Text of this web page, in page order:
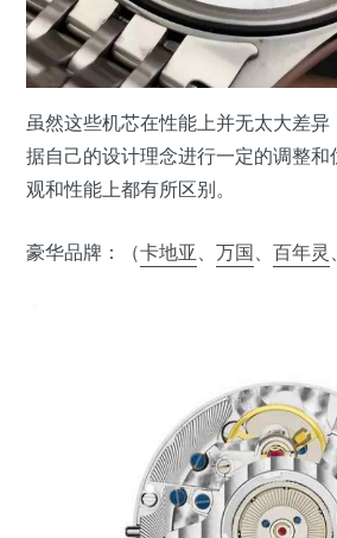
虽然这些机芯在性能上并无太大差异
据自己的设计理念进行一定的调整
观和性能上都有所区别。
豪华品牌：（卡地亚 、 万国、 百年灵 、